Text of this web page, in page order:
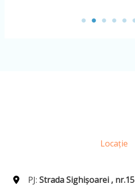
Locație
PJ: Strada Sighișoarei , nr.15